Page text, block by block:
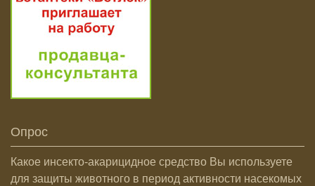
Опрос
Какое инсекто-акарицидное средство Вы используете
для защиты животного в период активности насекомых